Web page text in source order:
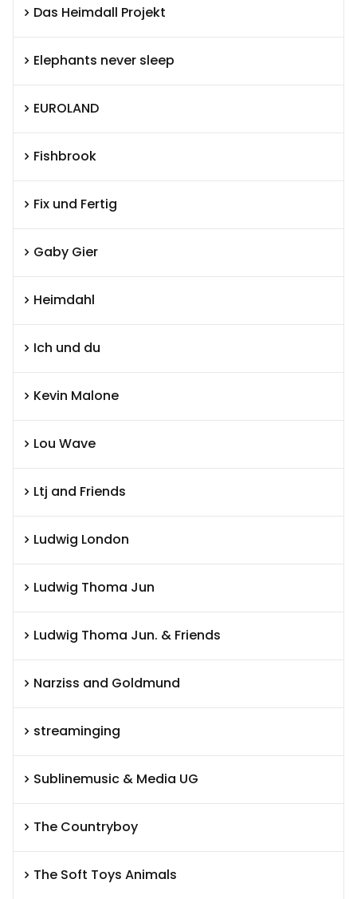
Das Heimdall Projekt
Elephants never sleep
EUROLAND
Fishbrook
Fix und Fertig
Gaby Gier
Heimdahl
Ich und du
Kevin Malone
Lou Wave
Ltj and Friends
Ludwig London
Ludwig Thoma Jun
Ludwig Thoma Jun. & Friends
Narziss and Goldmund
streaminging
Sublinemusic & Media UG
The Countryboy
The Soft Toys Animals